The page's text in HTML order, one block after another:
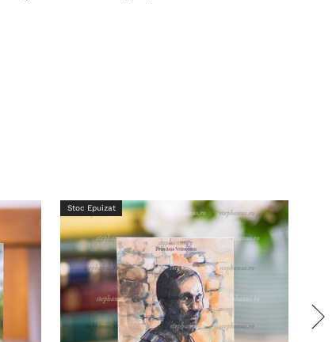
Stoc Epuizat